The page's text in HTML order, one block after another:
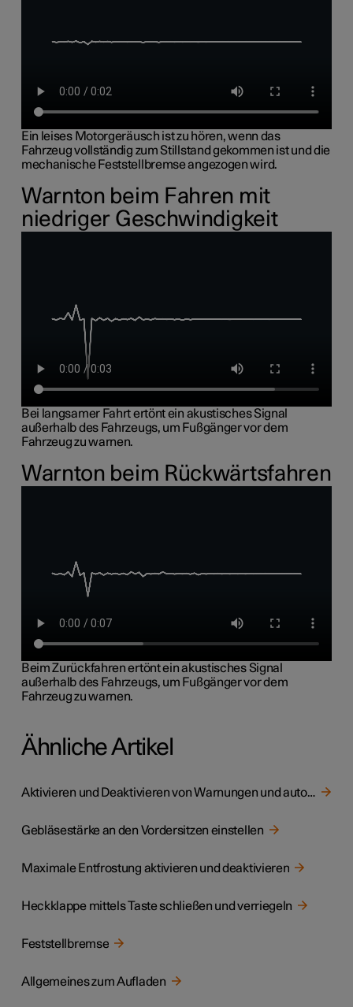
Ein leises Motorgeräusch ist zu hören, wenn das
Fahrzeug vollständig zum Stillstand gekommen ist und die
mechanische Feststellbremse angezogen wird.
Warnton beim Fahren mit
niedriger Geschwindigkeit
Bei langsamer Fahrt ertönt ein akustisches Signal
außerhalb des Fahrzeugs, um Fußgänger vor dem
Fahrzeug zu warnen.
Warnton beim Rückwärtsfahren
Beim Zurückfahren ertönt ein akustisches Signal
außerhalb des Fahrzeugs, um Fußgänger vor dem
Fahrzeug zu warnen.
Ähnliche Artikel
Aktivieren und Deaktivieren von Warnungen und automatischem Bremsen beim Zurücksetzen
Gebläsestärke an den Vordersitzen einstellen
Maximale Entfrostung aktivieren und deaktivieren
Heckklappe mittels Taste schließen und verriegeln
Feststellbremse
Allgemeines zum Aufladen